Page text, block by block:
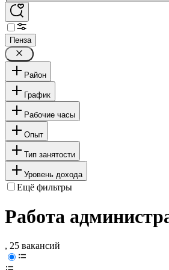
Пенза
Район
График
Рабочие часы
Опыт
Тип занятости
Уровень дохода
Ещё фильтры
Работа
, 25 вакансий